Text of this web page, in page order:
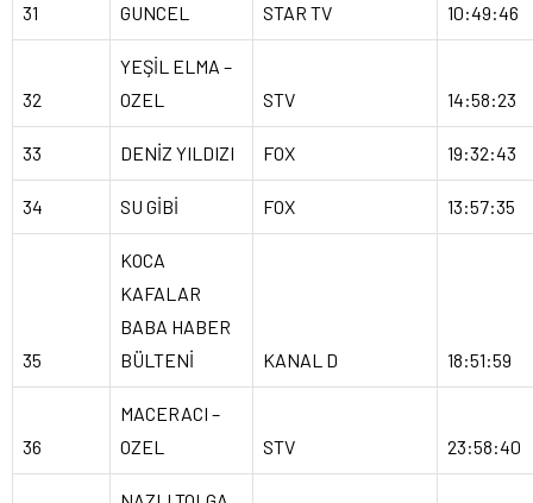
31
GUNCEL
STAR TV 10:49:46
32
YEŞİL ELMA –
OZEL
STV 14:58:23
33 DENİZ YILDIZI FOX 19:32:43
34 SU GİBİ FOX 13:57:35
35
KOCA
KAFALAR
BABA HABER
BÜLTENİ
KANAL D 18:51:59
36
MACERACI –
OZEL
STV 23:58:40